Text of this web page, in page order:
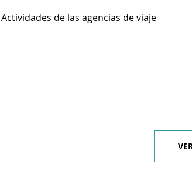
Actividades de las agencias de viaje